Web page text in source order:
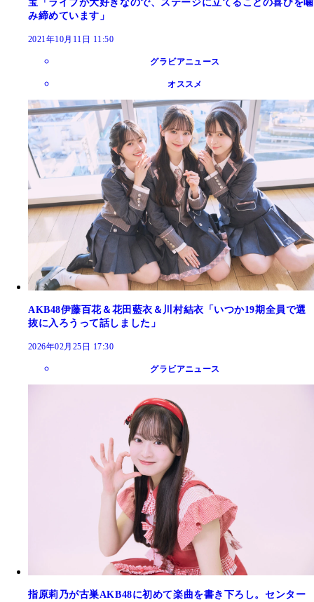
宝「ライブが大好きなので、ステージに立てることの喜びを噛
み締めています」
2021年10月11日 11:50
グラビアニュース
オススメ
AKB48伊藤百花＆花田藍衣＆川村結衣「いつか19期全員で選
抜に入ろうって話しました」
2026年02月25日 17:30
グラビアニュース
指原莉乃が古巣AKB48に初めて楽曲を書き下ろし。センター